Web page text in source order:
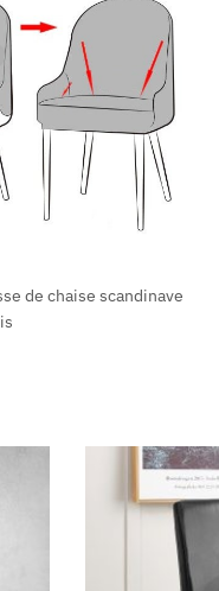
de chaise scandinave